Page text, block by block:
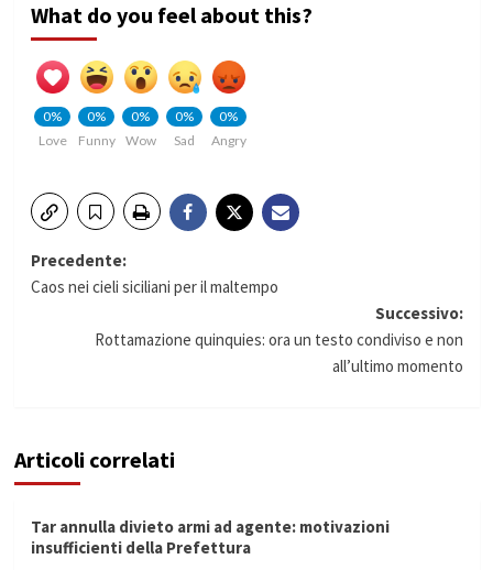
What do you feel about this?
0%
Love
0%
Funny
0%
Wow
0%
Sad
0%
Angry
Navigazione
Precedente:
Caos nei cieli siciliani per il maltempo
Successivo:
Rottamazione quinquies: ora un testo condiviso e non
all’ultimo momento
Articoli correlati
Tar annulla divieto armi ad agente: motivazioni
insufficienti della Prefettura